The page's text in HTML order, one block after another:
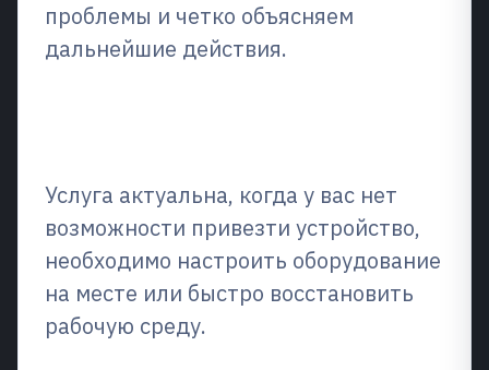
проблемы и четко объясняем
дальнейшие действия.
Услуга актуальна, когда у вас нет
возможности привезти устройство,
необходимо настроить оборудование
на месте или быстро восстановить
рабочую среду.